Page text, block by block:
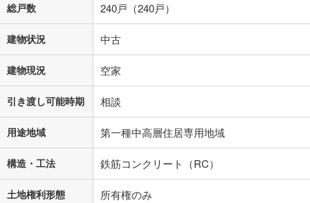
総戸数 240戸（240戸）
建物状況 中古
建物現況 空家
引き渡し可能時期 相談
用途地域 第一種中高層住居専用地域
構造・工法 鉄筋コンクリート（RC）
土地権利形態 所有権のみ